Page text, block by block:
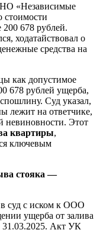
«Независимые
стоимости
200 678 рублей.
ходатайствовал о
средства на
как допустимое
678 рублей ущерба,
Суд указал,
лежит на ответчике,
невиновности. Этот
квартиры,
ключевым
стояка —
суд с иском к ООО
ущерба от залива
Акт УК